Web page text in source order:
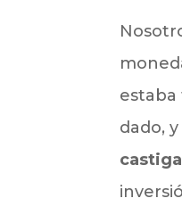
estaba
dado,